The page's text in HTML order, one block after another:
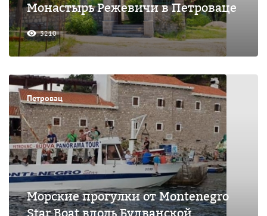
Монастырь Режевичи в Петроваце
3210
Петровац
Морские прогулки от Montenegro